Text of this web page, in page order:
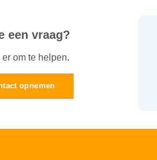
een vraag?
om te helpen.
opnemen